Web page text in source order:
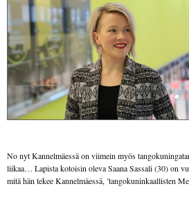
No nyt Kannelmäessä on viimein myös
liikaa… Lapista kotoisin oleva Saana Sassali (30) on
mitä hän tekee Kannelmäessä, ’tangokuninkaallisten